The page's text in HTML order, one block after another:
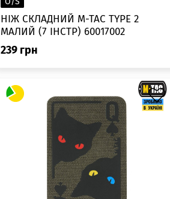
НІЖ СКЛАДНИЙ M-TAC TYPE 2
МАЛИЙ (7 ІНСТР) 60017002
239 грн